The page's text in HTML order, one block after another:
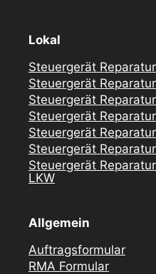
Lokal
Steuergerät
Steuergerät
Steuergerät
Steuergerät
Steuergerät
Steuergerät
Steuergerät
LKW
Allgemein
Auftragsformular
RMA Formular